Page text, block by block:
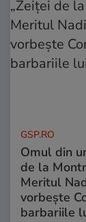
GSP.RO
Omul din
de la
Meritul
vorbește
barbariile